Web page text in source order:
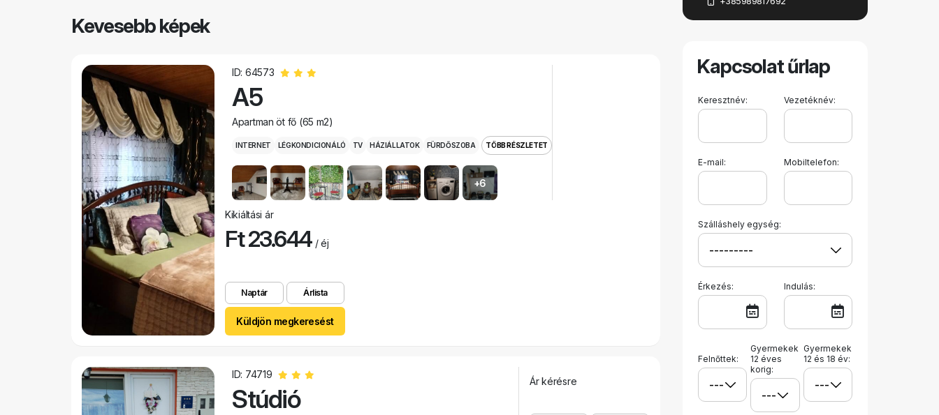
Kevesebb képek
ID: 64573
A5
Apartman öt fő (65 m2)
INTERNET LÉGKONDICIONÁLÓ TV HÁZIÁLLATOK FÜRDŐSZOBA TÖBB RÉSZLETET
+6
Kikiáltási ár
Ft 23.644 / éj
Naptár Árlista
Küldjön megkeresést
ID: 74719
Stúdió
Ár kérésre
Kapcsolat űrlap
Keresztnév: Vezetéknév:
E-mail: Mobiltelefon:
Szálláshely egység:
Érkezés: Indulás:
Felnőttek:
Gyermekek
12 éves
korig:
Gyermekek
12 és 18 év: